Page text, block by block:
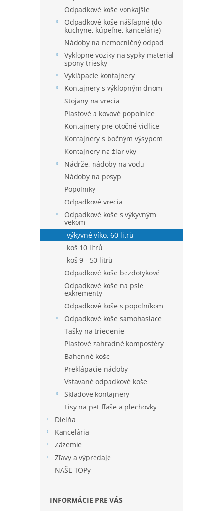
Odpadkové koše vonkajšie
Odpadkové koše nášľapné (do
kuchyne, kúpeľne, kancelárie)
Nádoby na nemocničný odpad
Vyklopne voziky na sypky material
spony triesky
Vyklápacie kontajnery
Kontajnery s výklopným dnom
Stojany na vrecia
Plastové a kovové popolnice
Kontajnery pre otočné vidlice
Kontajnery s bočným výsypom
Kontajnery na žiarivky
Nádrže, nádoby na vodu
Nádoby na posyp
Popolníky
Odpadkové vrecia
Odpadkové koše s výkyvným
vekom
výkyvné víko, 60 litrů
koš 10 litrů
koš 9 - 50 litrů
Odpadkové koše bezdotykové
Odpadkové koše na psie
exkrementy
Odpadkové koše s popolníkom
Odpadkové koše samohasiace
Tašky na triedenie
Plastové zahradné kompostéry
Bahenné koše
Preklápacie nádoby
Vstavané odpadkové koše
Skladové kontajnery
Lisy na pet fľaše a plechovky
Dielňa
Kancelária
Zázemie
Zľavy a výpredaje
NAŠE TOPy
INFORMÁCIE PRE VÁS